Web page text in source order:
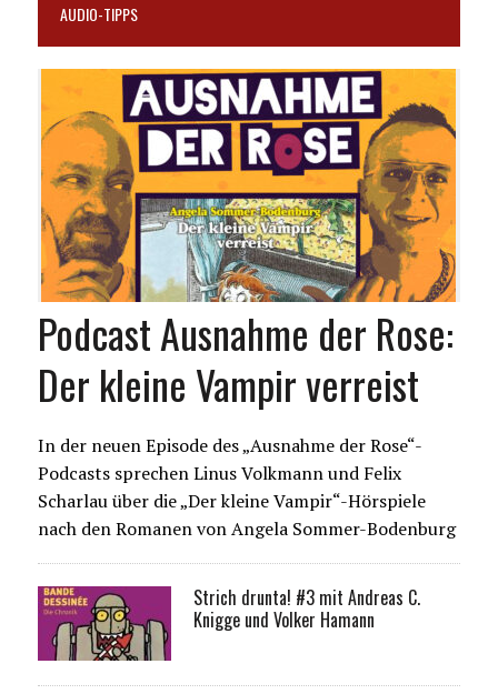
AUDIO-TIPPS
Podcast Ausnahme der Rose:
Der kleine Vampir verreist
In der neuen Episode des „Ausnahme der Rose“-
Podcasts sprechen Linus Volkmann und Felix
Scharlau über die „Der kleine Vampir“-Hörspiele
nach den Romanen von Angela Sommer-Bodenburg
Strich drunta! #3 mit Andreas C.
Knigge und Volker Hamann